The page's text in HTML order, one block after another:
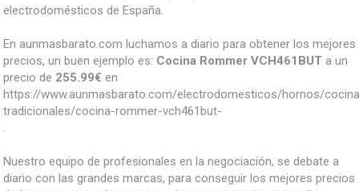
electrodomésticos de España.
En aunmasbarato.com luchamos a diario para obtener los mejores
precios, un buen ejemplo es: Cocina Rommer VCH461BUT a un
precio de 255.99€ en
https://www.aunmasbarato.com/electrodomesticos/hornos/
tradicionales/cocina-rommer-vch461but-
.
Nuestro equipo de profesionales en la negociación, se debate a
diario con las grandes marcas, para conseguir los mejores precios